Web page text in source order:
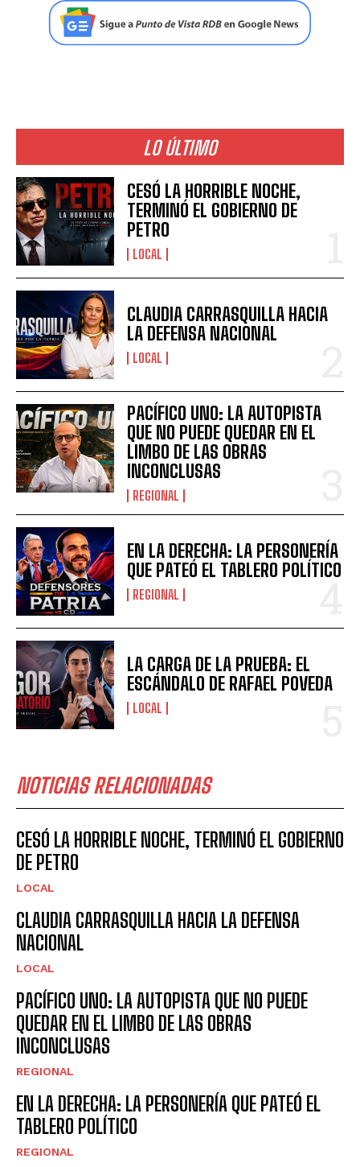
LO ÚLTIMO
CESÓ LA HORRIBLE NOCHE,
TERMINÓ EL GOBIERNO DE
PETRO
LOCAL
CLAUDIA CARRASQUILLA HACIA
LA DEFENSA NACIONAL
LOCAL
PACÍFICO UNO: LA AUTOPISTA
QUE NO PUEDE QUEDAR EN EL
LIMBO DE LAS OBRAS
INCONCLUSAS
REGIONAL
EN LA DERECHA: LA PERSONERÍA
QUE PATEÓ EL TABLERO POLÍTICO
REGIONAL
LA CARGA DE LA PRUEBA: EL
ESCÁNDALO DE RAFAEL POVEDA
LOCAL
NOTICIAS RELACIONADAS
CESÓ LA HORRIBLE NOCHE, TERMINÓ EL GOBIERNO
DE PETRO
LOCAL
CLAUDIA CARRASQUILLA HACIA LA DEFENSA
NACIONAL
LOCAL
PACÍFICO UNO: LA AUTOPISTA QUE NO PUEDE
QUEDAR EN EL LIMBO DE LAS OBRAS
INCONCLUSAS
REGIONAL
EN LA DERECHA: LA PERSONERÍA QUE PATEÓ EL
TABLERO POLÍTICO
REGIONAL